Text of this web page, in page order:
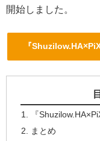
開始しました。
『
『
まとめ